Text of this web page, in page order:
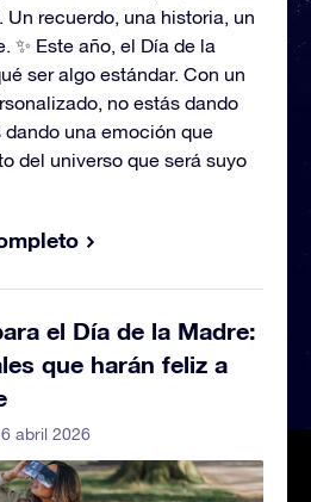
recuerdo, una historia, un
✨ Este año, el Día de la
ser algo estándar. Con un
no estás dando
una emoción que
del universo que será suyo
el Día de la Madre:
que harán feliz a
abril 2026